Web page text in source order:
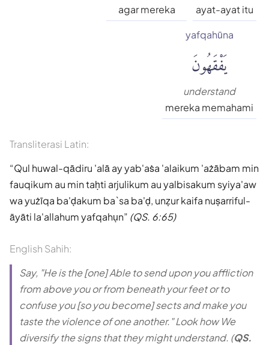
ayat-ayat itu
agar mereka
yafqahūna
يَفْقَهُونَ
understand
mereka memahami
Transliterasi Latin:
Qul huwal-qādiru 'alā ay yab'aṡa 'alaikum 'ażābam min
fauqikum au min taḥti arjulikum au yalbisakum syiya'aw
wa yużīqa ba'ḍakum ba`sa ba'ḍ, unẓur kaifa nuṣarriful-
āyāti la'allahum yafqahụn (QS. 6:65)
English Sahih:
Say, "He is the [one] Able to send upon you affliction
from above you or from beneath your feet or to
confuse you [so you become] sects and make you
taste the violence of one another." Look how We
diversify the signs that they might understand. (QS.